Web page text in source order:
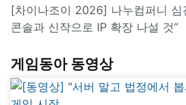
[차이나조이 2026] 나누컴퍼니 심
콘솔과 신작으로 IP 확장 나설 것”
게임동아 동영상